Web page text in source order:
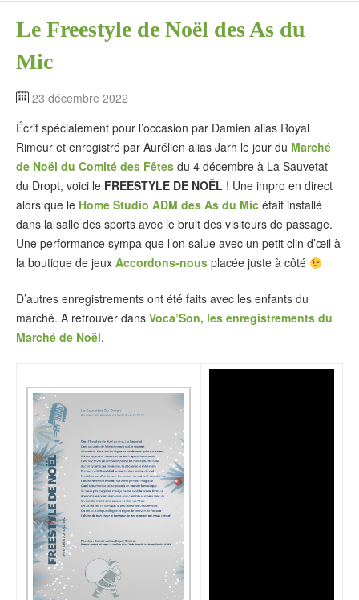
Le Freestyle de Noël des As du
Mic
23 décembre 2022
Écrit spécialement pour l’occasion par Damien alias Royal
Rimeur et enregistré par Aurélien alias Jarh le jour du Marché
de Noël du Comité des Fêtes du 4 décembre à La Sauvetat
du Dropt, voici le FREESTYLE DE NOËL ! Une impro en direct
alors que le Home Studio ADM des As du Mic était installé
dans la salle des sports avec le bruit des visiteurs de passage.
Une performance sympa que l’on salue avec un petit clin d’œil à
la boutique de jeux Accordons-nous placée juste à côté
D’autres enregistrements ont été faits avec les enfants du
marché. A retrouver dans Voca’Son, les enregistrements du
Marché de Noël.